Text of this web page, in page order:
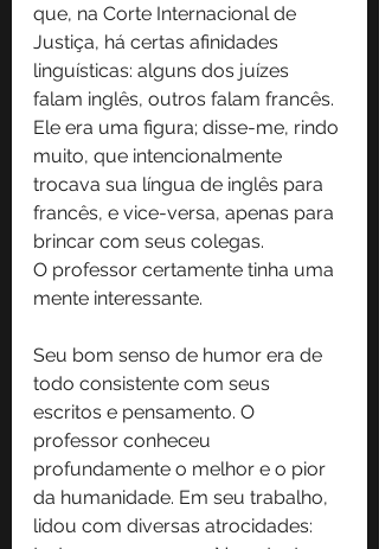
que, na Corte Internacional de
Justiça, há certas afinidades
linguísticas: alguns dos juízes
falam inglês, outros falam francês.
Ele era uma figura; disse-me, rindo
muito, que intencionalmente
trocava sua língua de inglês para
francês, e vice-versa, apenas para
brincar com seus colegas.
O professor certamente tinha uma
mente interessante.
Seu bom senso de humor era de
todo consistente com seus
escritos e pensamento. O
professor conheceu
profundamente o melhor e o pior
da humanidade. Em seu trabalho,
lidou com diversas atrocidades: